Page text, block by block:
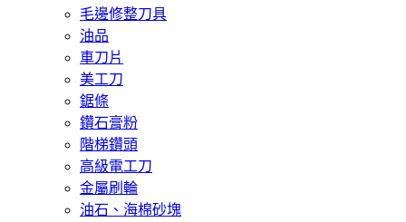
毛邊修整刀具
油品
車刀片
美工刀
鋸條
鑽石膏粉
階梯鑽頭
高級電工刀
金屬刷輪
油石、海棉砂塊